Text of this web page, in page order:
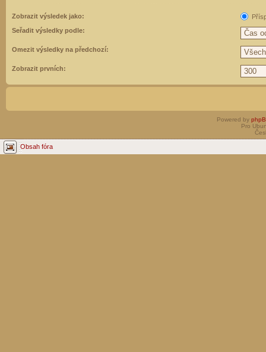
Zobrazit výsledek jako:
Seřadit výsledky podle:
Omezit výsledky na předchozí:
Zobrazit prvních:
Powered by
Pro
Obsah fóra